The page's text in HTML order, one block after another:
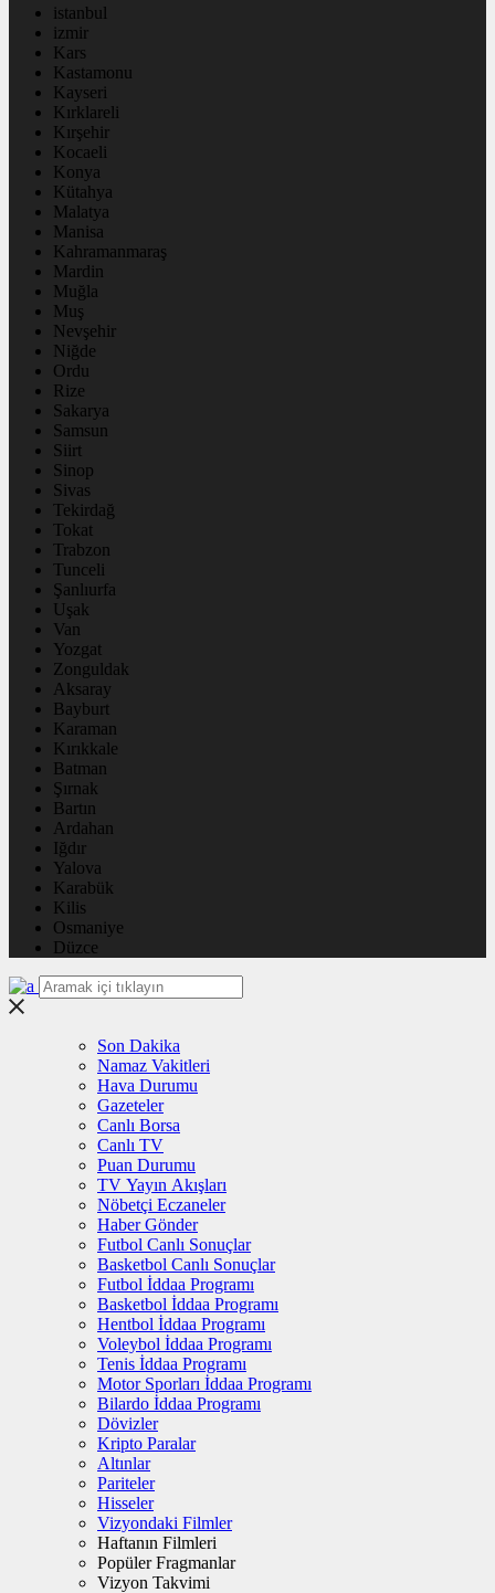
istanbul
izmir
Kars
Kastamonu
Kayseri
Kırklareli
Kırşehir
Kocaeli
Konya
Kütahya
Malatya
Manisa
Kahramanmaraş
Mardin
Muğla
Muş
Nevşehir
Niğde
Ordu
Rize
Sakarya
Samsun
Siirt
Sinop
Sivas
Tekirdağ
Tokat
Trabzon
Tunceli
Şanlıurfa
Uşak
Van
Yozgat
Zonguldak
Aksaray
Bayburt
Karaman
Kırıkkale
Batman
Şırnak
Bartın
Ardahan
Iğdır
Yalova
Karabük
Kilis
Osmaniye
Düzce
Son Dakika
Namaz Vakitleri
Hava Durumu
Gazeteler
Canlı Borsa
Canlı TV
Puan Durumu
TV Yayın Akışları
Nöbetçi Eczaneler
Haber Gönder
Futbol Canlı Sonuçlar
Basketbol Canlı Sonuçlar
Futbol İddaa Programı
Basketbol İddaa Programı
Hentbol İddaa Programı
Voleybol İddaa Programı
Tenis İddaa Programı
Motor Sporları İddaa Programı
Bilardo İddaa Programı
Dövizler
Kripto Paralar
Altınlar
Pariteler
Hisseler
Vizyondaki Filmler
Haftanın Filmleri
Popüler Fragmanlar
Vizyon Takvimi